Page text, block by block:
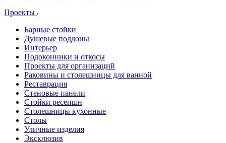
Проекты
Барные стойки
Душевые поддоны
Интерьер
Подоконники и откосы
Проекты для организаций
Раковины и столешницы для ванной
Реставрация
Стеновые панели
Стойки ресепшн
Столешницы кухонные
Столы
Уличные изделия
Эксклюзив